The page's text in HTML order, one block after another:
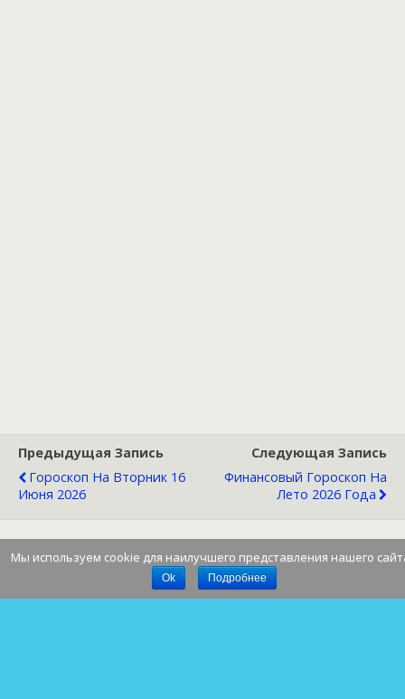
Предыдущая Запись
Гороскоп На Вторник 16
Июня 2026
Следующая Запись
Финансовый Гороскоп На
Лето 2026 Года
Мы используем cookie для наилучшего представления нашего
Ok Подробнее
Наверх